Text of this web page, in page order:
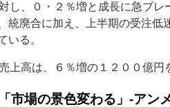
し、０・２％増と成長に急ブ
統廃合に加え、上半期の受注
いる。
上高は、６％増の１２００億円
市場の景色変わる」‐アン